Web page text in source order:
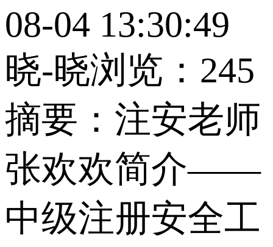
08-04 13:30:49
晓-晓浏览：245
摘要： 注安老师
张欢欢简介——
中级注册安全工